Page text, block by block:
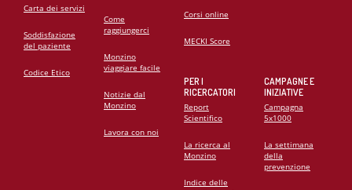
Carta dei servizi
Soddisfazione
del paziente
Codice Etico
Come
raggiungerci
Monzino
viaggiare facile
Notizie dal
Monzino
Lavora con noi
Corsi online
MECKI Score
PER I
RICERCATORI
Report
Scientifico
La ricerca al
Monzino
Indice delle
CAMPAGNE E
INIZIATIVE
Campagna
5x1000
La settimana
della
prevenzione